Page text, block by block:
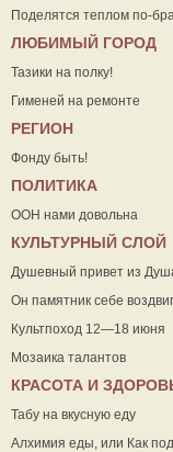
Поделятся теплом по-
ЛЮБИМЫЙ ГОРОД
Тазики на полку!
Гименей на ремонте
РЕГИОН
Фонду быть!
ПОЛИТИКА
ООН нами довольна
КУЛЬТУРНЫЙ СЛОЙ
Душевный привет из
Он памятник себе воздвиг
Культпоход 12—18 июня
Мозаика талантов
КРАСОТА И
Табу на вкусную еду
Алхимия еды, или Как